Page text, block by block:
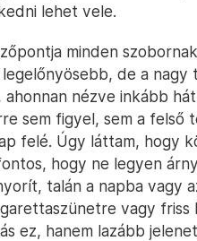
lehet vele.
minden
de a nagy
nézve inkább
sem figyel, sem a felső
felé. Úgy láttam, hogy
hogy ne legyen
talán a napba vagy
vagy friss
ez, hanem lazább